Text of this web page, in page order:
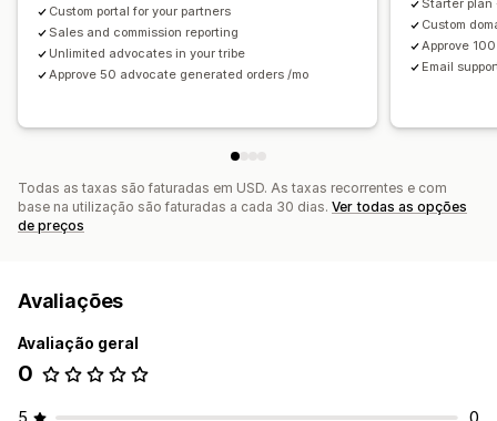
Imagem corporativa personalizada
Pagamentos
Custom portal for your partners
Sales and commission reporting
Unlimited advocates in your tribe
Approve 50 advocate generated orders /mo
Starter plan
Custom
Approve
Email
Todas as taxas são faturadas em USD. As taxas recorrentes e com
base na utilização são faturadas a cada 30 dias. Ver todas as opções
de preços
Avaliações
Avaliação geral
0